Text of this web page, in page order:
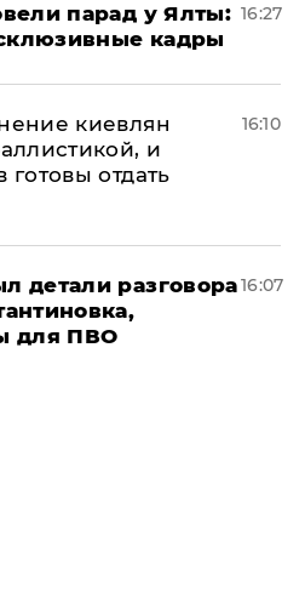
парад у Ялты:
кадры
16:27
киевлян
и
отдать
16:10
детали разговора
для ПВО
16:07